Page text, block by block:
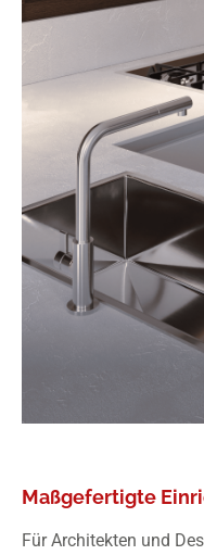
Maßgefertigte
Für Architekten und